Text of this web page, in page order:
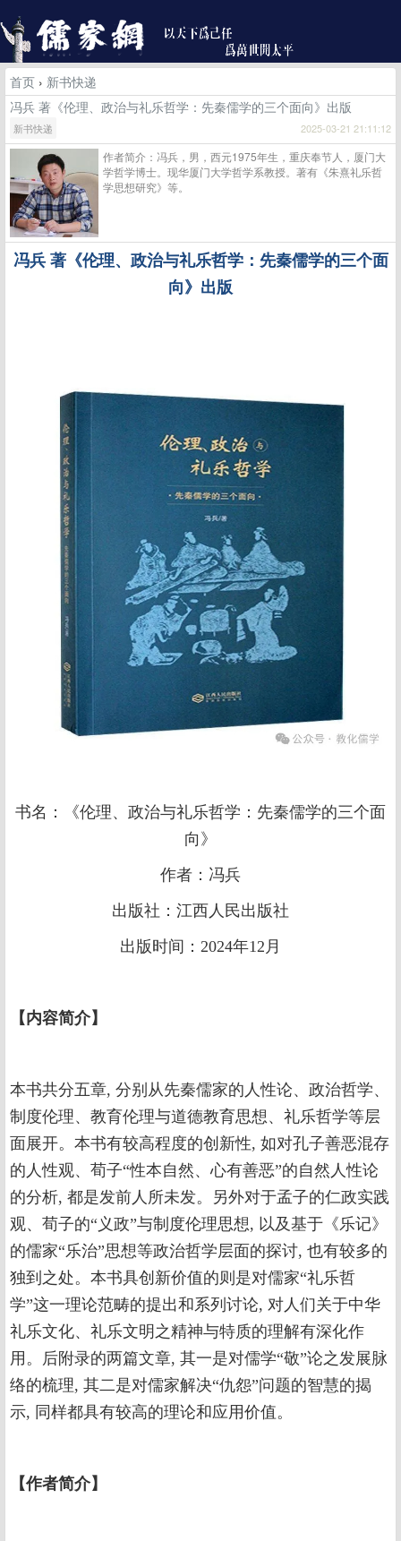
首页 › 新书快递
冯兵 著《伦理、政治与礼乐哲学：先秦儒学的三个面向》出版
新书快递 2025-03-21 21:11:12
作者简介：冯兵，男，西元1975年生，重庆奉节人，厦门大
学哲学博士。现华厦门大学哲学系教授。著有《朱熹礼乐哲
学思想研究》等。
冯兵 著《伦理、政治与礼乐哲学：先秦儒学的三个面
向》出版
书名：《伦理、政治与礼乐哲学：先秦儒学的三个面
向》
作者：冯兵
出版社： 江西人民出版社
出版时间： 2024年12月
【内容简介】
本书共分五章, 分别从先秦儒家的人性论、政治哲学、
制度伦理、教育伦理与道德教育思想、礼乐哲学等层
面展开。本书有较高程度的创新性, 如对孔子善恶混存
的人性观、荀子“性本自然、心有善恶”的自然人性论
的分析, 都是发前人所未发。另外对于孟子的仁政实践
观、荀子的“义政”与制度伦理思想, 以及基于《乐记》
的儒家“乐治”思想等政治哲学层面的探讨, 也有较多的
独到之处。本书具创新价值的则是对儒家“礼乐哲
学”这一理论范畴的提出和系列讨论, 对人们关于中华
礼乐文化、礼乐文明之精神与特质的理解有深化作
用。后附录的两篇文章, 其一是对儒学“敬”论之发展脉
络的梳理, 其二是对儒家解决“仇怨”问题的智慧的揭
示, 同样都具有较高的理论和应用价值。
【作者简介】